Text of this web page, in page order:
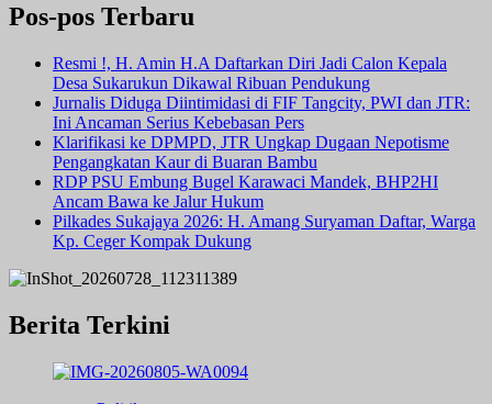
Pos-pos Terbaru
Resmi !, H. Amin H.A Daftarkan Diri Jadi Calon Kepala
Desa Sukarukun Dikawal Ribuan Pendukung
Jurnalis Diduga Diintimidasi di FIF Tangcity, PWI dan JTR:
Ini Ancaman Serius Kebebasan Pers
Klarifikasi ke DPMPD, JTR Ungkap Dugaan Nepotisme
Pengangkatan Kaur di Buaran Bambu
RDP PSU Embung Bugel Karawaci Mandek, BHP2HI
Ancam Bawa ke Jalur Hukum
Pilkades Sukajaya 2026: H. Amang Suryaman Daftar, Warga
Kp. Ceger Kompak Dukung
Berita Terkini